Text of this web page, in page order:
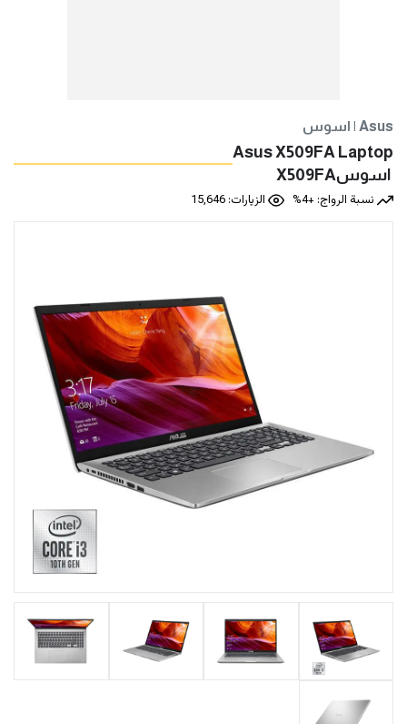
اسوس | Asus
Asus X509FA Laptop
نسبة الرواج: +4%
الزيارات: 15,646